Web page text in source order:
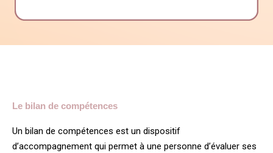
Le bilan de compétences
Un bilan de compétences est un dispositif
d’accompagnement qui permet à une personne d’évaluer ses